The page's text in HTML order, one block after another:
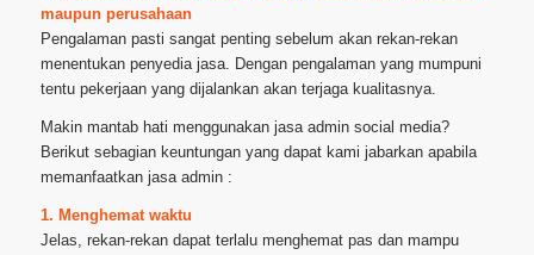
maupun perusahaan
Pengalaman pasti sangat penting sebelum akan rekan-rekan
menentukan penyedia jasa. Dengan pengalaman yang mumpuni
tentu pekerjaan yang dijalankan akan terjaga kualitasnya.
Makin mantab hati menggunakan jasa admin social media?
Berikut sebagian keuntungan yang dapat kami jabarkan apabila
memanfaatkan jasa admin :
1. Menghemat waktu
Jelas, rekan-rekan dapat terlalu menghemat pas dan mampu